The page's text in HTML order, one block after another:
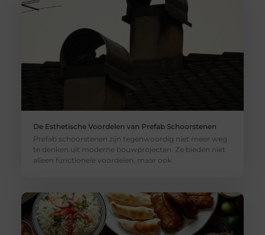
De Esthetische Voordelen van Prefab Schoorstenen
Prefab schoorstenen zijn tegenwoordig niet meer weg
te denken uit moderne bouwprojecten. Ze bieden niet
alleen functionele voordelen, maar ook